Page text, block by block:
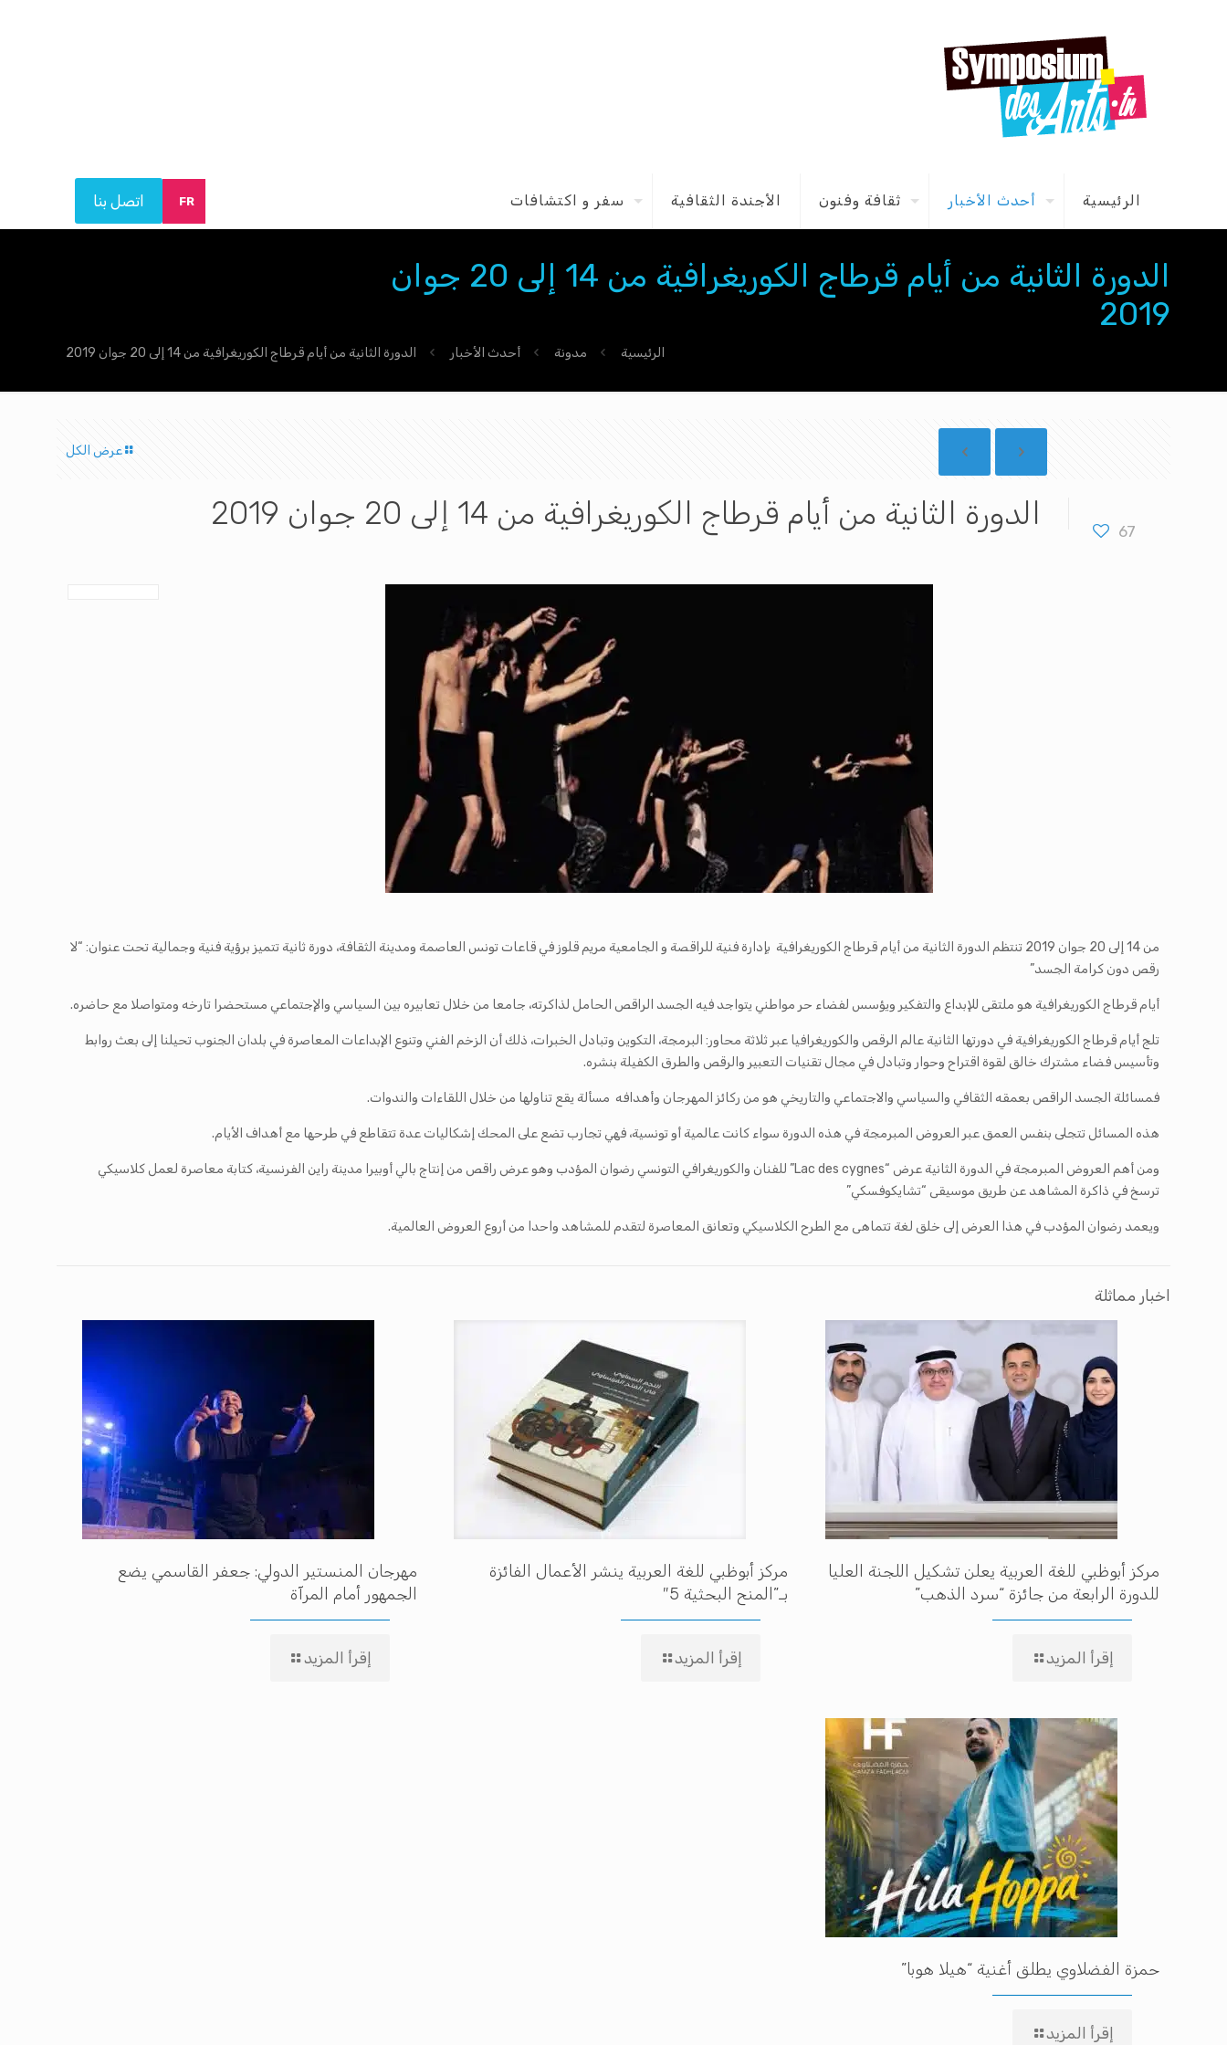
الرئيسية أحدث الأخبار ثقافة وفنون الأجندة الثقافية سفر و اكتشافات FR اتصل بنا
الدورة الثانية من أيام قرطاج الكوريغرافية من 14 إلى 20 جوان
2019
الرئيسية مدونة أحدث الأخبار الدورة الثانية من أيام قرطاج الكوريغرافية من 14 إلى 20 جوان 2019
عرض الكل
67 الدورة الثانية من أيام قرطاج الكوريغرافية من 14 إلى 20 جوان 2019
من 14 إلى 20 جوان 2019 تنتظم الدورة الثانية من أيام قرطاج الكوريغرافية بإدارة فنية للراقصة و الجامعية مريم قلوز في قاعات تونس العاصمة ومدينة الثقافة، دورة ثانية تتميز برؤية فنية وجمالية تحت عنوان: “لا
رقص دون كرامة الجسد”
أيام قرطاج الكوريغرافية هو ملتقى للإبداع والتفكير ويؤسس لفضاء حر مواطني يتواجد فيه الجسد الراقص الحامل لذاكرته، جامعا من خلال تعابيره بين السياسي والإجتماعي مستحضرا تارخه ومتواصلا مع حاضره.
تلج أيام قرطاج الكوريغرافية في دورتها الثانية عالم الرقص والكوريغرافيا عبر ثلاثة محاور: البرمجة، التكوين وتبادل الخبرات، ذلك أن الزخم الفني وتنوع الإبداعات المعاصرة في بلدان الجنوب تحيلنا إلى بعث روابط
وتأسيس فضاء مشترك خالق لقوة اقتراح وحوار وتبادل في مجال تقنيات التعبير والرقص والطرق الكفيلة بنشره.
فمسائلة الجسد الراقص بعمقه الثقافي والسياسي والاجتماعي والتاريخي هو من ركائز المهرجان وأهدافه مسألة يقع تناولها من خلال اللقاءات والندوات.
هذه المسائل تتجلى بنفس العمق عبر العروض المبرمجة في هذه الدورة سواء كانت عالمية أو تونسية، فهي تجارب تضع على المحك إشكاليات عدة تتقاطع في طرحها مع أهداف الأيام.
ومن أهم العروض المبرمجة في الدورة الثانية عرض “Lac des cygnes” للفنان والكوريغرافي التونسي رضوان المؤدب وهو عرض راقص من إنتاج بالي أوبيرا مدينة راين الفرنسية، كتابة معاصرة لعمل كلاسيكي
ترسخ في ذاكرة المشاهد عن طريق موسيقى “تشايكوفسكي”
ويعمد رضوان المؤدب في هذا العرض إلى خلق لغة تتماهى مع الطرح الكلاسيكي وتعانق المعاصرة لتقدم للمشاهد واحدا من أروع العروض العالمية.
اخبار مماثلة
مركز أبوظبي للغة العربية يعلن تشكيل اللجنة العليا
للدورة الرابعة من جائزة “سرد الذهب”
إقرأ المزيد
مركز أبوظبي للغة العربية ينشر الأعمال الفائزة
بـ”المنح البحثية 5″
إقرأ المزيد
مهرجان المنستير الدولي: جعفر القاسمي يضع
الجمهور أمام المرآة
إقرأ المزيد
حمزة الفضلاوي يطلق أغنية “هيلا هوبا”
إقرأ المزيد